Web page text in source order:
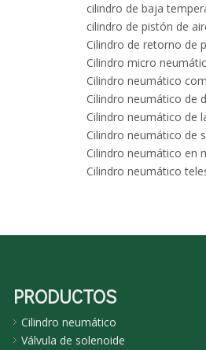
cilindro de baja
cilindro de pistón de
Cilindro de retorno de
Cilindro micro
Cilindro neumático
Cilindro neumático de
Cilindro neumático de
Cilindro neumático de
Cilindro neumático en
Cilindro neumático
PRODUCTOS
Cilindro neumático
Válvula de solenoide